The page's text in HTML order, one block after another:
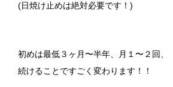
(日焼け止めは絶対必要です！)
初めは最低３ヶ月〜半年、月１〜２回、
続けることですごく変わります！！